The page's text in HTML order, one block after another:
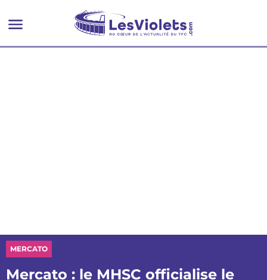
MERCATO
Mercato : le MHSC officialise le